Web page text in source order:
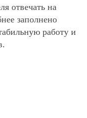
отвечать на
заполнено
работу и